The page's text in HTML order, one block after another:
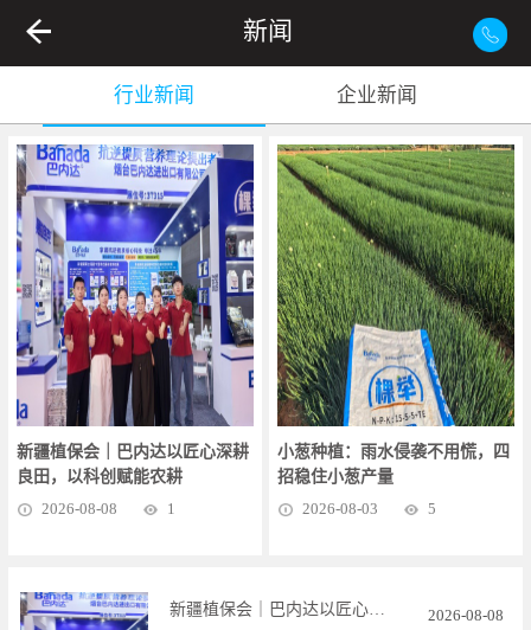
新闻
行业新闻 企业新闻
新疆植保会｜巴内达以匠心深耕
良田，以科创赋能农耕
2026-08-08 1
小葱种植：雨水侵袭不用慌，四
招稳住小葱产量
2026-08-03 5
新疆植保会｜巴内达以匠心深耕良田，以科创赋能农耕 2026-08-08